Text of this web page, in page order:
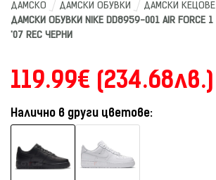
ДАМСКО ДАМСКИ ОБУВКИ
ДАМСКИ КЕЦОВЕ
ДАМСКИ ОБУВКИ NIKE DD8959-001 AIR FORCE 1
'07 REC ЧЕРНИ
119.99€ (234.68лв.)
Налично в други цветове: